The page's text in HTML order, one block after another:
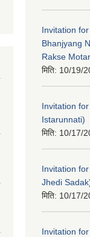
Invitation
Bhanjyang
Rakse
मिति: 10/19/
Invitation
Istarunnati)
मिति: 10/17/
Invitation
Jhedi
मिति: 10/17/
Invitation